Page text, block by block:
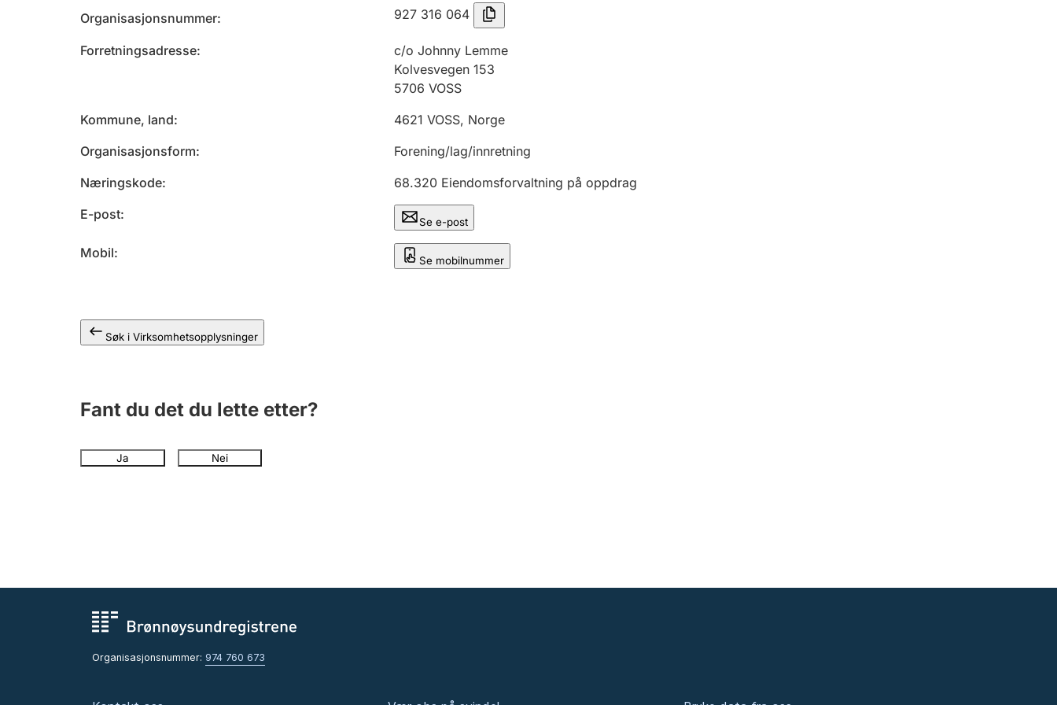
Organisasjonsnummer 927 316 064
Forretningsadresse
c/o Johnny Lemme
Kolvesvegen 153
5706 VOSS
Kommune, land
4621 VOSS, Norge
Organisasjonsform
Forening/lag/innretning
Næringskode
68.320 Eiendomsforvaltning på oppdrag
E-post
Se e-post
Mobil Se mobilnummer
Søk i Virksomhetsopplysninger
Fant du det du lette etter?
Ja Nei
Organisasjonsnummer: 974 760 673